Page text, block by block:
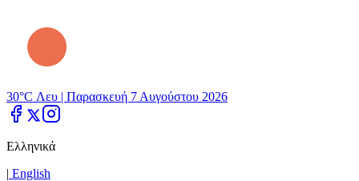
30°C Λευ | Παρασκευή 7 Αυγούστου 2026
Ελληνικά
| Εnglish